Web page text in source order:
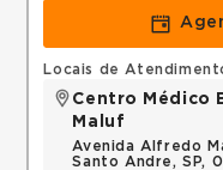
Locais de
Centro Médico
Maluf
Avenida Alfredo
Santo Andre, SP,